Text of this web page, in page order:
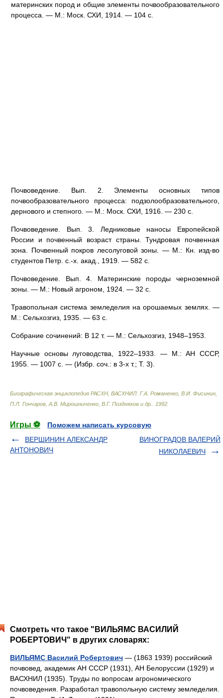
материнских пород и общие элементы почвообразовательного
процесса. — М.: Моск. СХИ, 1914. — 104 с.
Почвоведение. Вып. 2. Элементы основных типов
почвообразовательного процесса: подзолообразовательного,
дернового и степного. — М.: Моск. СХИ, 1916. — 230 с.
Почвоведение. Вып. 3. Ледниковые наносы Европейской
России и почвенный возраст страны. Тундровая почвенная
зона. Почвенный покров лесолуговой зоны. — М.: Кн. изд-во
студентов Петр. с.-х. акад., 1919. — 582 с.
Почвоведение. Вып. 4. Материнские породы черноземной
зоны. — М.: Новый агроном, 1924. — 32 с.
Травопольная система земледелия на орошаемых землях. —
М.: Сельхозгиз, 1935. — 63 с.
Собрание сочинений: В 12 т. — М.: Сельхозгиз, 1948–1953.
Научные основы луговодства, 1922–1933. — М.: АН СССР,
1955. — 1007 с. — (Избр. соч.: в 3-х т.; Т. 3).
Биографическая энциклопедия РАСХН, ВАСХНИЛ Г.А. Романенко, В.И. Фисинин,
П.Л. Гончаров, А.В. Мирошниченко, В.Г. Поздняков и др.
1992
Игры ⚽
Поможем написать курсовую
ВЕРШИНИН АЛЕКСАНДР
АНТОНОВИЧ
ВИНОГРАДОВ ВАЛЕРИЙ
НИКОЛАЕВИЧ
Смотреть что такое "ВИЛЬЯМС ВАСИЛИЙ
РОБЕРТОВИЧ" в других словарях:
ВИЛЬЯМС Василий Робертович — (1863 1939) российский
почвовед, академик АН СССР (1931), АН Белоруссии (1929) и
ВАСХНИЛ (1935). Труды по вопросам агрономического
почвоведения. Разработал травопольную систему земледелия.